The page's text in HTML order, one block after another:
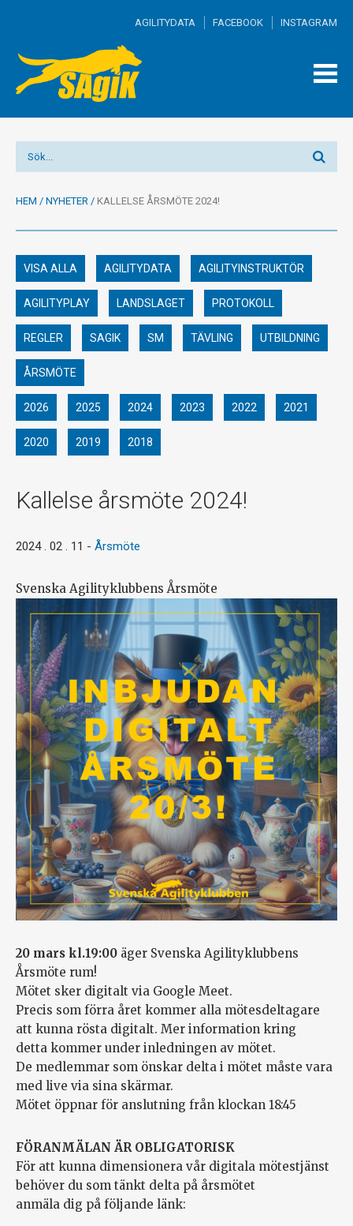
AGILITYDATA FACEBOOK INSTAGRAM
HEM / NYHETER / KALLELSE ÅRSMÖTE 2024!
VISA ALLA AGILITYDATA AGILITYINSTRUKTÖR
AGILITYPLAY LANDSLAGET PROTOKOLL
REGLER SAGIK SM TÄVLING UTBILDNING
ÅRSMÖTE
2026 2025 2024 2023 2022 2021
2020 2019 2018
Kallelse årsmöte 2024!
2024 . 02 . 11 - Årsmöte
Svenska Agilityklubbens Årsmöte
20 mars kl.19:00 äger Svenska Agilityklubbens
Årsmöte rum!
Mötet sker digitalt via Google Meet.
Precis som förra året kommer alla mötesdeltagare
att kunna rösta digitalt. Mer information kring
detta kommer under inledningen av mötet.
De medlemmar som önskar delta i mötet måste vara
med live via sina skärmar.
Mötet öppnar för anslutning från klockan 18:45
FÖRANMÄLAN ÄR OBLIGATORISK
För att kunna dimensionera vår digitala mötestjänst
behöver du som tänkt delta på årsmötet
anmäla dig på följande länk: